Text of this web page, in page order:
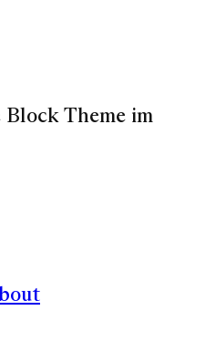
Block Theme im